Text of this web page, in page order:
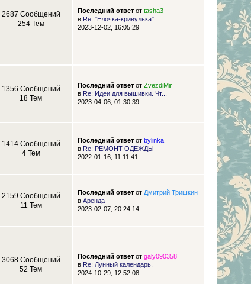
2687 Сообщений
254 Тем
Последний ответот tasha3
в Re: "Елочка-кривулька" ...
2023-12-02, 16:05:29
1356 Сообщений
18 Тем
Последний ответот ZvezdiMir
в Re: Идеи для вышивки. Чт...
2023-04-06, 01:30:39
1414 Сообщений
4 Тем
Последний ответот bylinka
в Re: РЕМОНТ ОДЕЖДЫ
2022-01-16, 11:11:41
2159 Сообщений
11 Тем
Последний ответот Дмитрий Тришкин
в Аренда
2023-02-07, 20:24:14
3068 Сообщений
52 Тем
Последний ответот galy090358
в Re: Лунный календарь.
2024-10-29, 12:52:08